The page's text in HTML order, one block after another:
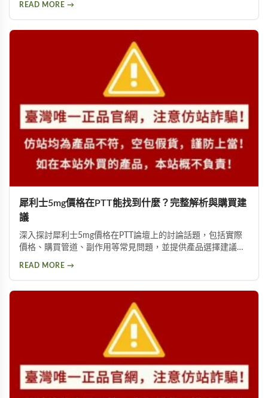
READ MORE →
犀利士5mg價格在PTT能找到什麼？完整解析與購買建
議
深入探討犀利士5mg價格在PTT論壇上的討論話題，包括實際
價格、購買管道、副作用等常見問題，並提供產品選擇建議，
READ MORE →